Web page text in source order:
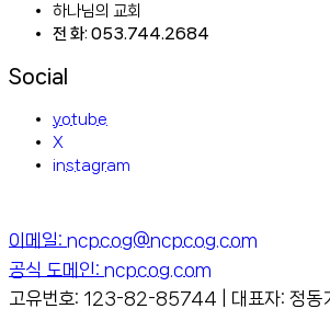
하나님의 교회
전 화: 053.744.2684
Social
yotube
X
instagram
이메일: ncpcog@ncpcog.com
공식 도메인: ncpcog.com
고유번호: 123-82-85744 | 대표자: 정동